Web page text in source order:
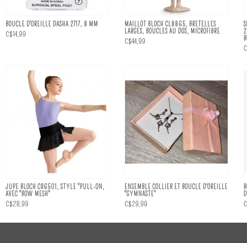
BOUCLE D'OREILLE DASHA 2717, 8 MM
C$14,99
MAILLOT BLOCH CL8865, BRETELLES
LARGES, BOUCLES AU DOS, MICROFIBRE
C$44,99
JUPE BLOCH CR6501, STYLE "PULL-ON,
AVEC "BOW MESH"
C$28,99
ENSEMBLE COLLIER ET BOUCLE D'OREILLE
"GYMNASTE"
C$29,99